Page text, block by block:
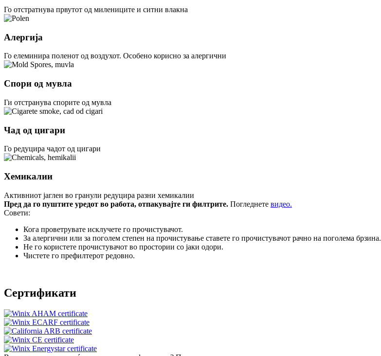
Го отстратнува првутот од милениците и ситни влакна
Алергија
Го елеминира поленот од воздухот. Особено корисно за алергични
Спори од мувла
Ги отстранува спорите од мувла
Чад од цигари
Го редуцира чадот од цигари
Хемикалии
Активниот јаглен во гранули редуцира разни хемикалии
Пред да го пуштите уредот во работа, отпакувајте ги филтрите. Погледнете видео.
Совети:
Кога проветрувате исклучете го прочистувачот.
За алергични или за поголем степен на прочистување ставете го прочистувачот рачно на поголема брзина.
Не го користете прочистувачот во простории со јаки одори.
Чистете го префилтерот редовно.
Сертификати